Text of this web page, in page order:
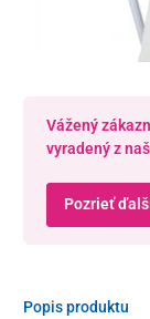
Vážený
vyradený z
Pozrieť
Popis produktu